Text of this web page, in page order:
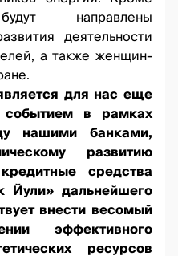
направлены
деятельности
а также женщин-
для нас еще
событием в рамках
нашими банками,
развитию
средства
Йули» дальнейшего
внести весомый
эффективного
ресурсов